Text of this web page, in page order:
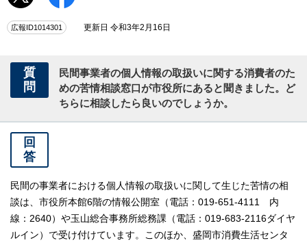
広報ID1014301 更新日 令和3年2月16日
質
問
民間事業者の個人情報の取扱いに関する消費者のた
めの苦情相談窓口が市役所にあると聞きました。ど
ちらに相談したら良いのでしょうか。
回
答
民間の事業者における個人情報の取扱いに関して生じた苦情の相
談は、市役所本館6階の情報公開室（電話：019-651-4111 内
線：2640）や玉山総合事務所総務課（電話：019-683-2116ダイヤ
ルイン）で受け付けています。このほか、盛岡市消費生活センタ